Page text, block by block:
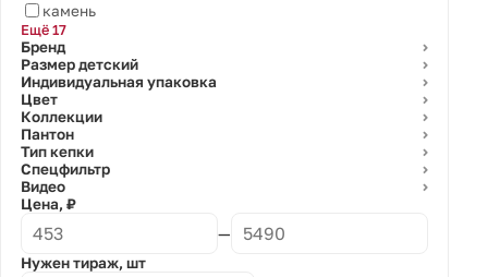
камень
Ещё 17
Бренд
⌄
Размер детский ⌄
Индивидуальная упаковка ⌄
Цвет ⌄
Коллекции ⌄
Пантон ⌄
Тип кепки ⌄
Спецфильтр ⌄
Видео ⌄
Цена, ₽
—
Нужен тираж, шт